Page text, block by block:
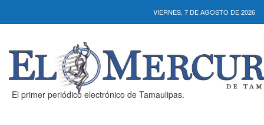
VIERNES, 7 DE AGOSTO DE 2026
El primer periódico electrónico de Tamaulipas.